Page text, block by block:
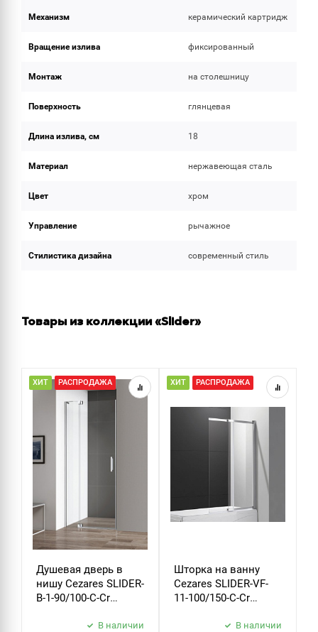
Механизм керамический картридж
Вращение излива фиксированный
Монтаж на столешницу
Поверхность глянцевая
Длина излива, см 18
Материал нержавеющая сталь
Цвет хром
Управление рычажное
Стилистика дизайна современный стиль
Товары из коллекции «Slider»
ХИТ РАСПРОДАЖА
Душевая дверь в
нишу Cezares SLIDER-
B-1-90/100-C-Cr
В наличии
ХИТ РАСПРОДАЖА
Шторка на ванну
Cezares SLIDER-VF-
11-100/150-C-Cr
В наличии